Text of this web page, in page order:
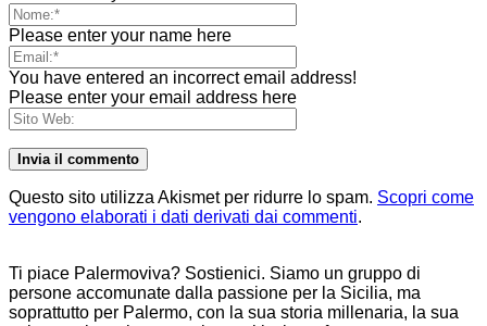
Please enter your name here
You have entered an incorrect email address!
Please enter your email address here
Questo sito utilizza Akismet per ridurre lo spam. Scopri come
vengono elaborati i dati derivati dai commenti.
Ti piace Palermoviva? Sostienici. Siamo un gruppo di
persone accomunate dalla passione per la Sicilia, ma
soprattutto per Palermo, con la sua storia millenaria, la sua